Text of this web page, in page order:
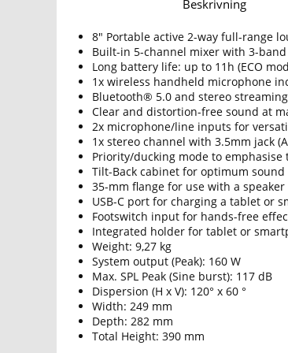
Beskrivning
8" Portable active 2-way full-range
Built-in 5-channel mixer with 3-
Long battery life: up to 11h (ECO
1x wireless handheld microphone
Bluetooth® 5.0 and stereo streaming
Clear and distortion-free sound at
2x microphone/line inputs for
1x stereo channel with 3.5mm jack
Priority/ducking mode to
Tilt-Back cabinet for optimum
35-mm flange for use with a speaker
USB-C port for charging a tablet or
Footswitch input for hands-free
Integrated holder for tablet or
Weight: 9,27 kg
System output (Peak): 160 W
Max. SPL Peak (Sine burst): 117 dB
Dispersion (H x V): 120° x 60 °
Width: 249 mm
Depth: 282 mm
Total Height: 390 mm